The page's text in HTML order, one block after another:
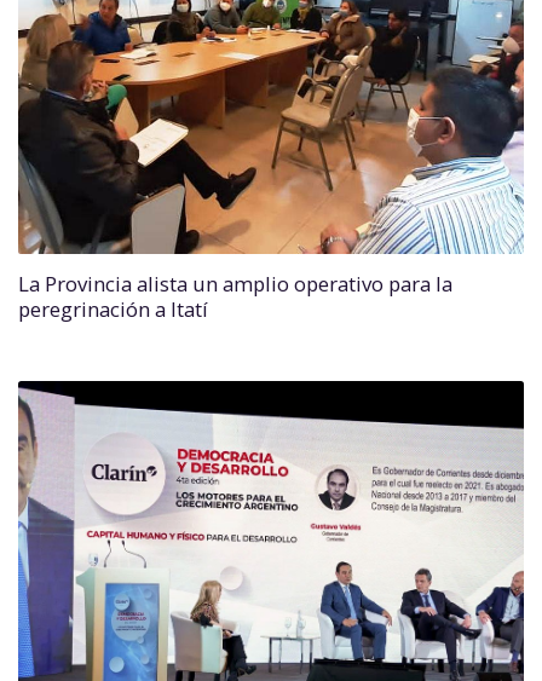
La Provincia alista un amplio operativo para la
peregrinación a Itatí